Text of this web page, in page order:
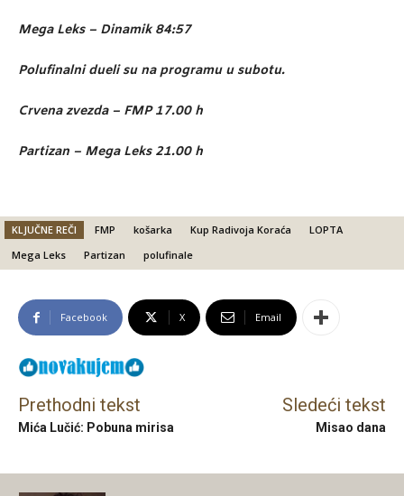
Mega Leks – Dinamik 84:57
Polufinalni dueli su na programu u subotu.
Crvena zvezda – FMP 17.00 h
Partizan – Mega Leks 21.00 h
KLJUČNE REČI FMP košarka Kup Radivoja Koraća
LOPTA
Mega Leks
Partizan polufinale
Facebook X Email
Prethodni tekst
Mića Lučić: Pobuna mirisa
Sledeći tekst
Misao dana